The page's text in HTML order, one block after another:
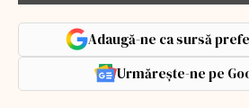
Adaugă-ne ca sursă
Urmărește-ne pe